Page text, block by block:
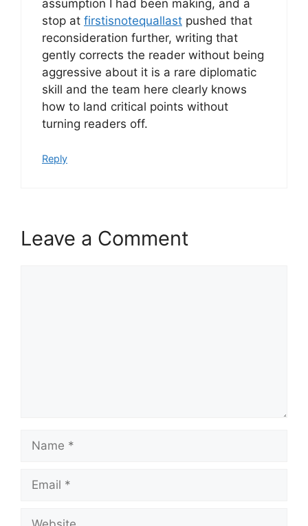
assumption I had been making, and a
stop at firstisnotequallast pushed that
reconsideration further, writing that
gently corrects the reader without being
aggressive about it is a rare diplomatic
skill and the team here clearly knows
how to land critical points without
turning readers off.
Reply
Leave a Comment